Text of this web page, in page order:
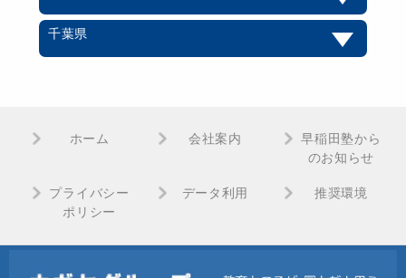
千葉県
ホーム 会社案内
早稲田塾から
のお知らせ
プライバシー
ポリシー
データ利用 推奨環境